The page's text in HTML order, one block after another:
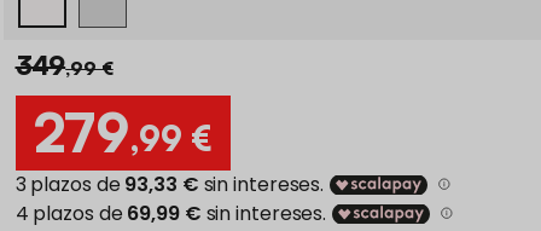
349,99 €
279,99 €